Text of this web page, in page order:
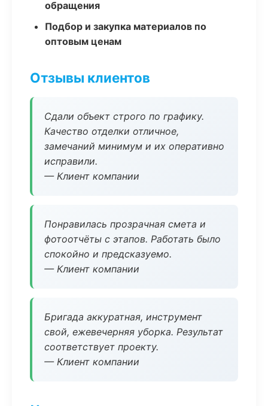
обращения
Подбор и закупка материалов по
оптовым ценам
Отзывы клиентов
Сдали объект строго по графику.
Качество отделки отличное,
замечаний минимум и их оперативно
исправили.
— Клиент компании
Понравилась прозрачная смета и
фотоотчёты с этапов. Работать было
спокойно и предсказуемо.
— Клиент компании
Бригада аккуратная, инструмент
свой, ежевечерняя уборка. Результат
соответствует проекту.
— Клиент компании